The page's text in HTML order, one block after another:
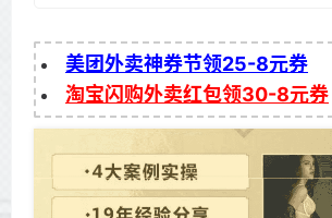
美团外卖神券节领25-8元券
淘宝闪购外卖红包领30-8元券